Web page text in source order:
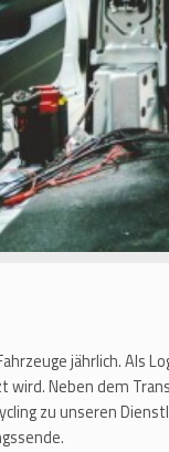
jährlich.
wird. Neben dem
zu unseren